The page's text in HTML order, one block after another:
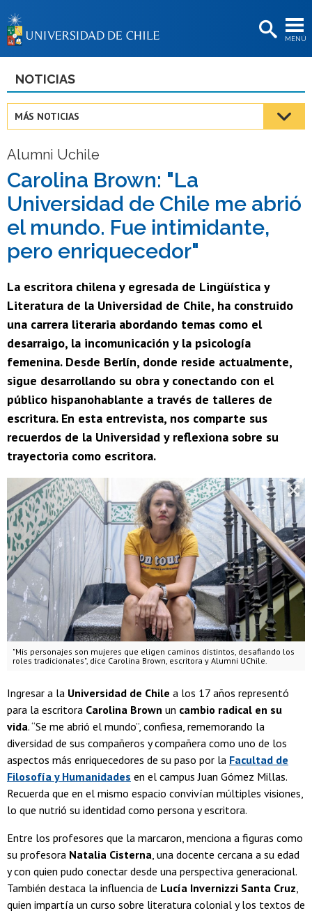
MENÚ
BIBLIOTECAS
Estudiantes
Funcionarias/os
Egresadas/os
NOTICIAS
MÁS NOTICIAS
Alumni Uchile
Carolina Brown: "La
Universidad de Chile me abrió
el mundo. Fue intimidante,
pero enriquecedor"
La escritora chilena y egresada de Lingüística y
Literatura de la Universidad de Chile, ha construido
una carrera literaria abordando temas como el
desarraigo, la incomunicación y la psicología
femenina. Desde Berlín, donde reside actualmente,
sigue desarrollando su obra y conectando con el
público hispanohablante a través de talleres de
escritura. En esta entrevista, nos comparte sus
recuerdos de la Universidad y reflexiona sobre su
trayectoria como escritora.
"Mis personajes son mujeres que eligen caminos distintos, desafiando los
roles tradicionales", dice Carolina Brown, escritora y Alumni UChile.
Ingresar a la Universidad de Chile a los 17 años representó
para la escritora Carolina Brown un cambio radical en su
vida. “Se me abrió el mundo”, confiesa, rememorando la
diversidad de sus compañeros y compañera como uno de los
aspectos más enriquecedores de su paso por la Facultad de
Filosofía y Humanidades en el campus Juan Gómez Millas.
Recuerda que en el mismo espacio convivían múltiples visiones,
lo que nutrió su identidad como persona y escritora.
Entre los profesores que la marcaron, menciona a figuras como
su profesora Natalia Cisterna , una docente cercana a su edad
y con quien pudo conectar desde una perspectiva generacional.
También destaca la influencia de Lucía Invernizzi Santa Cruz
quien impartía un curso sobre literatura colonial y los textos de